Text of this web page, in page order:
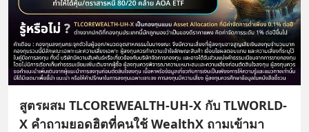
สูตรผสม TLCOREWEALTH-UH-X กับ TLWORLD-
X คำถามยอดฮิตที่คนใช้ WealthX ถามเข้ามา